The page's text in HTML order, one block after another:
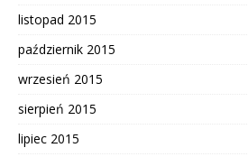
listopad 2015
październik 2015
wrzesień 2015
sierpień 2015
lipiec 2015